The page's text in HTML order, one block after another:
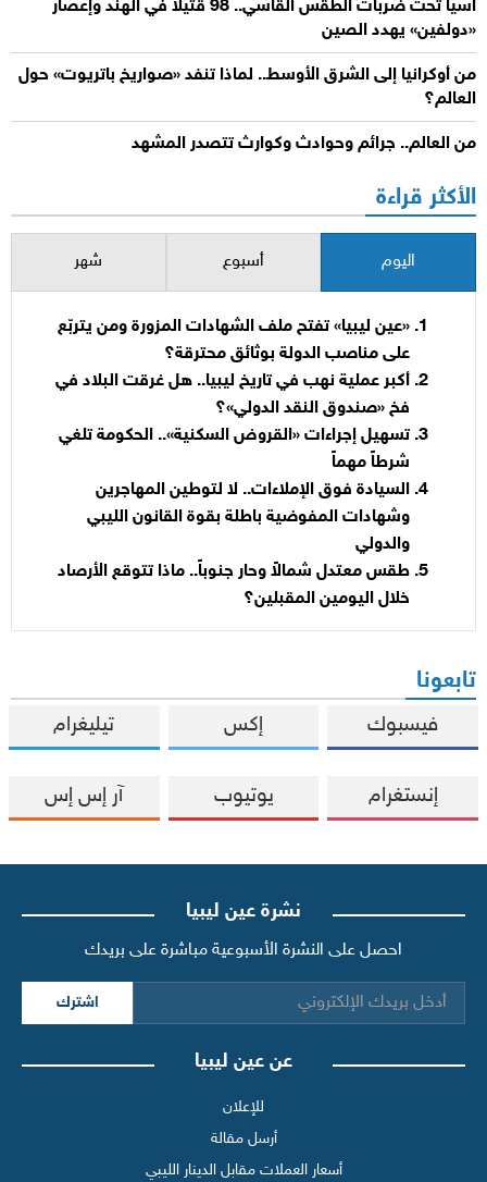
آسيا تحت ضربات الطقس القاسي.. 98 قتيلاً في الهند وإعصار
«دولفين» يهدد الصين
من أوكرانيا إلى الشرق الأوسط.. لماذا تنفد «صواريخ باتريوت» حول
العالم؟
من العالم.. جرائم وحوادث وكوارث تتصدر المشهد
الأكثر قراءة
اليوم أسبوع شهر
«عين ليبيا» تفتح ملف الشهادات المزورة ومن يتربّع
على مناصب الدولة بوثائق محترقة؟
أكبر عملية نهب في تاريخ ليبيا.. هل غرقت البلاد في
فخ «صندوق النقد الدولي»؟
تسهيل إجراءات «القروض السكنية».. الحكومة تلغي
شرطاً مهماً
السيادة فوق الإملاءات.. لا لتوطين المهاجرين
وشهادات المفوضية باطلة بقوة القانون الليبي
والدولي
طقس معتدل شمالاً وحار جنوباً.. ماذا تتوقع الأرصاد
خلال اليومين المقبلين؟
تابعونا
فيسبوك إكس تيليغرام
إنستغرام يوتيوب آر إس إس
نشرة عين ليبيا
احصل على النشرة الأسبوعية مباشرة على بريدك
اشترك
عن عين ليبيا
للإعلان
أرسل مقالة
أسعار العملات مقابل الدينار الليبي